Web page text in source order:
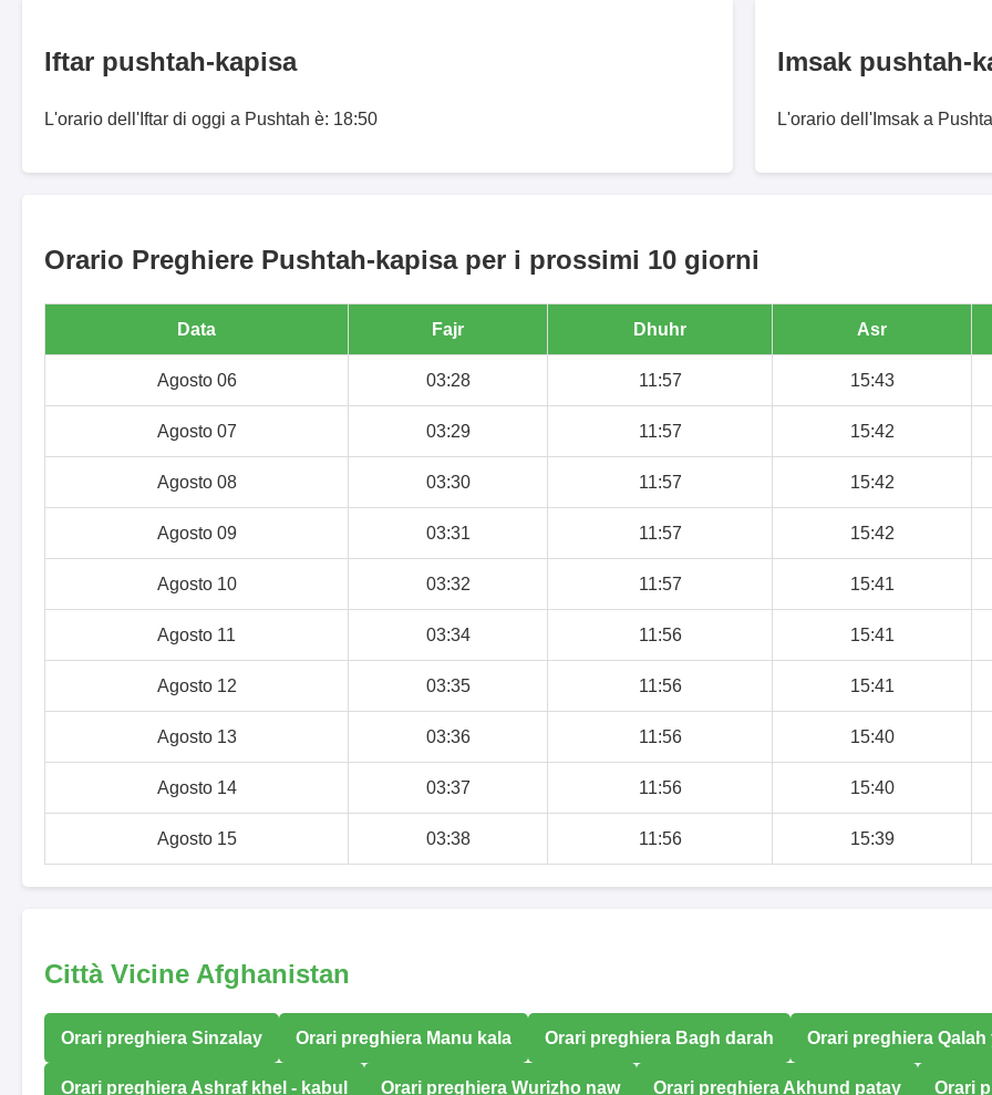
Iftar pushtah-kapisa
L'orario dell'Iftar di oggi a Pushtah è: 18:50
Imsak pushtah-
L'orario dell'Imsak a
Orario Preghiere Pushtah-kapisa per i prossimi 10 giorni
Data Fajr Dhuhr Asr
Agosto 06 03:28 11:57 15:43
Agosto 07 03:29 11:57 15:42
Agosto 08 03:30 11:57 15:42
Agosto 09 03:31 11:57 15:42
Agosto 10 03:32 11:57 15:41
Agosto 11 03:34 11:56 15:41
Agosto 12 03:35 11:56 15:41
Agosto 13 03:36 11:56 15:40
Agosto 14 03:37 11:56 15:40
Agosto 15 03:38 11:56 15:39
Città Vicine Afghanistan
Orari preghiera Sinzalay Orari preghiera Manu kala Orari preghiera Bagh darah Orari preghiera Qalah
Orari preghiera Ashraf khel - kabul Orari preghiera Wurizho naw Orari preghiera Akhund patay Orari